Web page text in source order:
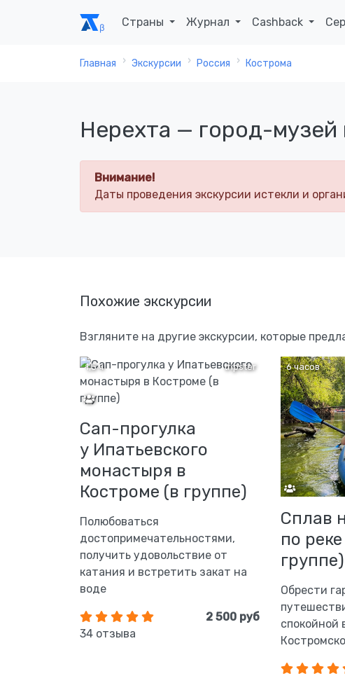
Страны Журнал Cashback
Главная Экскурсии Россия Кострома
Нерехта — город-
Внимание!
Даты проведения экскурсии истекли и
Похожие экскурсии
Взгляните на другие экскурсии, которые
tripster
1,5 ч
Сап-прогулка
у Ипатьевского
монастыря в
Костроме (в группе)
Полюбоваться
достопримечательностями,
получить удовольствие от
катания и встретить закат на
воде
34 отзыва
2 500 руб
6 часов
Сплав
по
группе)
Обрести
спокойной